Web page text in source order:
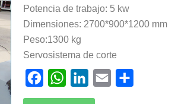
Potencia de trabajo: 5 kw
Dimensiones: 2700*900*1200 mm
Peso:1300 kg
Servosistema de corte
FacebookWhatsAppLinkedIn
Email